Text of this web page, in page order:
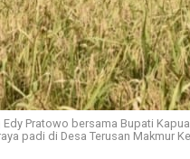
Pratowo bersama Bupati
padi di Desa Terusan Makmur